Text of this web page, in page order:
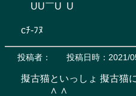
UU￣U  U
cﾁ-ﾌﾇ
投稿者： 投稿日時：2021/
擬古猫といっしょ 擬古猫
∧ ∧